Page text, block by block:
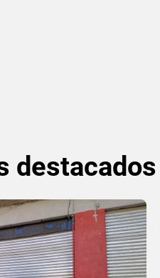
destacados